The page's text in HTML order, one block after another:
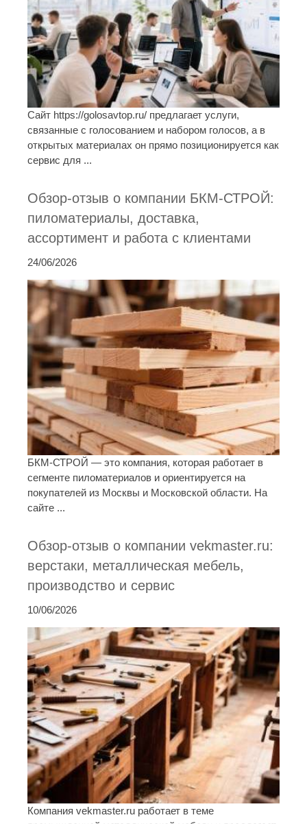
Сайт https://golosavtop.ru/ предлагает услуги,
связанные с голосованием и набором голосов, а в
открытых материалах он прямо позиционируется как
сервис для ...
Обзор-отзыв о компании БКМ-СТРОЙ:
пиломатериалы, доставка,
ассортимент и работа с клиентами
24/06/2026
БКМ-СТРОЙ — это компания, которая работает в
сегменте пиломатериалов и ориентируется на
покупателей из Москвы и Московской области. На
сайте ...
Обзор-отзыв о компании vekmaster.ru:
верстаки, металлическая мебель,
производство и сервис
10/06/2026
Компания vekmaster.ru работает в теме